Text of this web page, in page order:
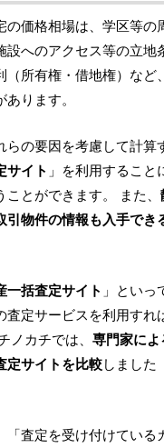
の価格相場は、学区等の
設へのアクセス等の立地
（所有権・借地権）など
ります。
らの要因を考慮して計算
サイト 」を利用するこ
とができます。 また、
引物件の情報も入手でき
一括査定サイト 」といっ
査定サービスを利用すれ
ノカチでは、 専門家に
定サイトを比較しました
「査定を受け付けている